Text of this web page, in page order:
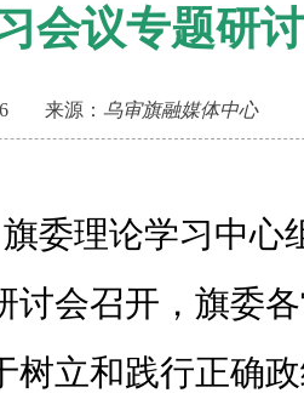
会议专题研
来源： 乌审旗融媒体中心
理论学习中心
讨会召开，旗委
树立和践行正确